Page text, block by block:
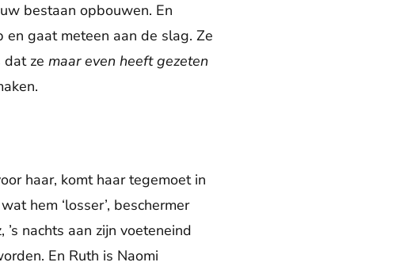
bestaan opbouwen. En
gaat meteen aan de slag. Ze
ze maar even heeft gezeten
haar, komt haar tegemoet in
hem ‘losser’, beschermer
nachts aan zijn voeteneind
En Ruth is Naomi